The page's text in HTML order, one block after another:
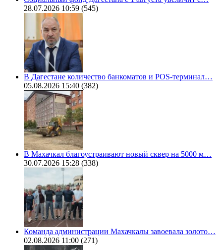
28.07.2026 10:59 (545)
В Дагестане количество банкоматов и POS-терминал…
05.08.2026 15:40 (382)
В Махачкал благоустраивают новый сквер на 5000 м…
30.07.2026 15:28 (338)
Команда администрации Махачкалы завоевала золото…
02.08.2026 11:00 (271)